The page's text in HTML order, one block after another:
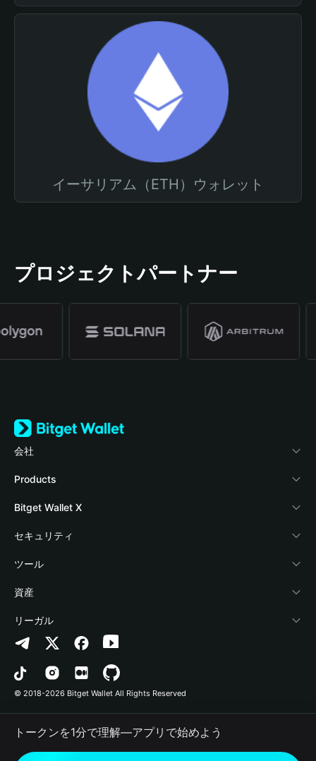
イーサリアム（ETH）ウォレット
プロジェクトパートナー
会社
Bitget Walletについて
ブログ
アカデミー
暗号資産ニュース
Help Center
お問い合わせ
ブランドリソース
キャリア
Products
Crypto Card
Stablecoin Earn
Payfi Crypto
Crypto Swap API
Altcoin Season Index
Prediction Markets
DApp
RWA
Bitget Wallet X
デベロッパー
ウォレットを接続
Bitget Wallet Pay
プロジェクトを掲載
セキュリティ
保護基金
セキュリティ技術
ツール
暗号資産を購入
認証検出
コントラクト検出
一括送金
資産
Arbitrum
Avalanche
Bitcoin
Polygon
リーガル
プライバシーポリシー
利用規約
© 2018-2026 Bitget Wallet All Rights Reserved
トークンを1分で理解―アプリで始めよう